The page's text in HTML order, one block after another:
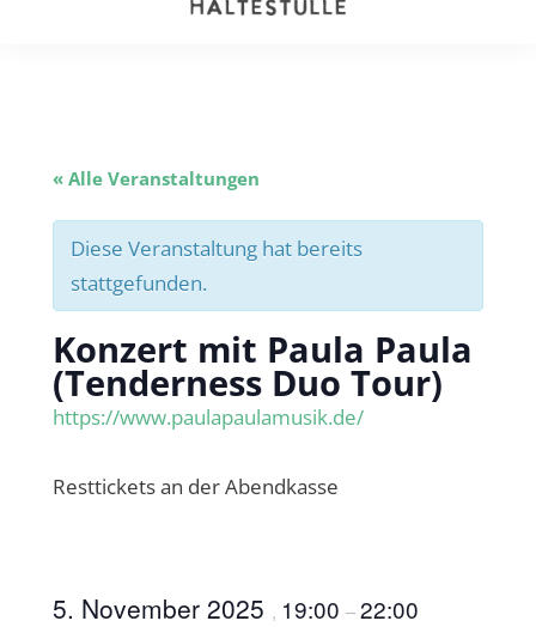
« Alle Veranstaltungen
Diese Veranstaltung hat bereits
stattgefunden.
Konzert mit Paula Paula
(Tenderness Duo Tour)
https://www.paulapaulamusik.de/
Resttickets an der Abendkasse
5. November 2025 , 19:00 –22:00